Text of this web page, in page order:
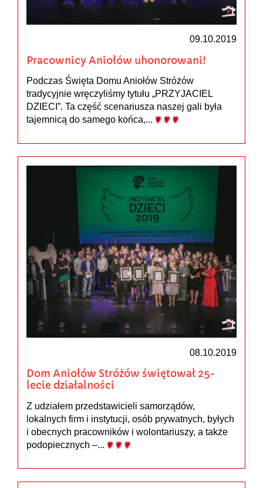
09.10.2019
Pracownicy Aniołów uhonorowani!
Podczas Święta Domu Aniołów Stróżów
tradycyjnie wręczyliśmy tytułu „PRZYJACIEL
DZIECI”. Ta część scenariusza naszej gali była
tajemnicą do samego końca,...
08.10.2019
Dom Aniołów Stróżów świętował 25-
lecie działalności
Z udziałem przedstawicieli samorządów,
lokalnych firm i instytucji, osób prywatnych, byłych
i obecnych pracowników i wolontariuszy, a także
podopiecznych –...